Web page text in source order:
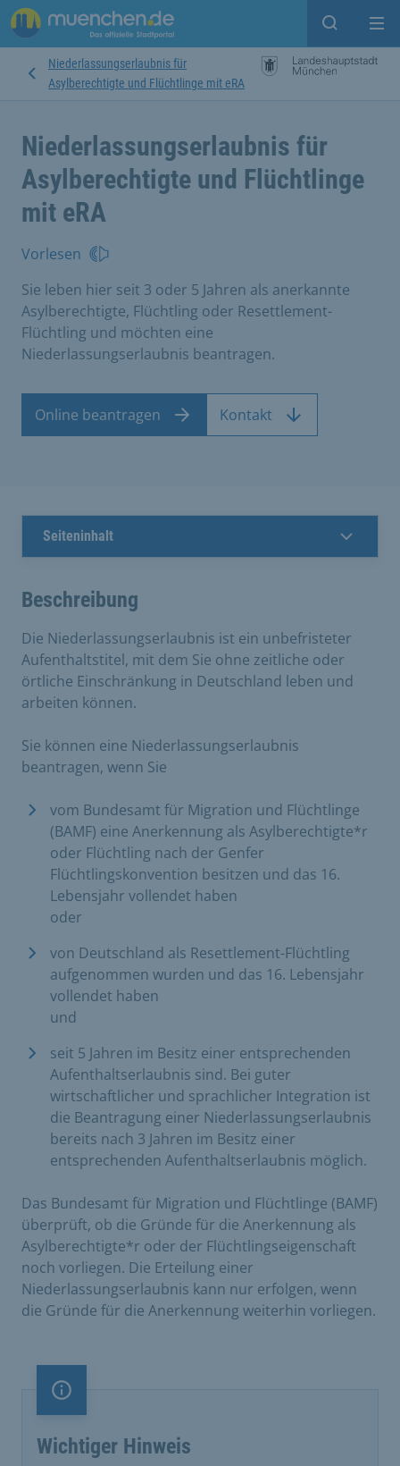
Suche
Niederlassungserlaubnis für
Asylberechtigte und Flüchtlinge mit eRA
Niederlassungserlaubnis für
Asylberechtigte und Flüchtlinge
mit eRA
Vorlesen
Sie leben hier seit 3 oder 5 Jahren als anerkannte
Asylberechtigte, Flüchtling oder Resettlement-
Flüchtling und möchten eine
Niederlassungserlaubnis beantragen.
Online beantragen Kontakt
Seiteninhalt
Beschreibung
Die Niederlassungserlaubnis ist ein unbefristeter
Aufenthaltstitel, mit dem Sie ohne zeitliche oder
örtliche Einschränkung in Deutschland leben und
arbeiten können.
Sie können eine Niederlassungserlaubnis
beantragen, wenn Sie
vom Bundesamt für Migration und Flüchtlinge
(BAMF) eine Anerkennung als Asylberechtigte*r
oder Flüchtling nach der Genfer
Flüchtlingskonvention besitzen und das 16.
Lebensjahr vollendet haben
oder
von Deutschland als Resettlement-Flüchtling
aufgenommen wurden und das 16. Lebensjahr
vollendet haben
und
seit 5 Jahren im Besitz einer entsprechenden
Aufenthaltserlaubnis sind. Bei guter
wirtschaftlicher und sprachlicher Integration ist
die Beantragung einer Niederlassungserlaubnis
bereits nach 3 Jahren im Besitz einer
entsprechenden Aufenthaltserlaubnis möglich.
Das Bundesamt für Migration und Flüchtlinge (BAMF)
überprüft, ob die Gründe für die Anerkennung als
Asylberechtigte*r oder der Flüchtlingseigenschaft
noch vorliegen. Die Erteilung einer
Niederlassungserlaubnis kann nur erfolgen, wenn
die Gründe für die Anerkennung weiterhin vorliegen.
Information
Wichtiger Hinweis